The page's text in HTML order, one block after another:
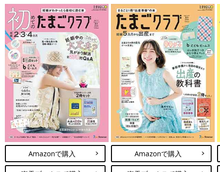
㎜の5.5㎜厚サイズのものを購入（2,480円）。完成には2時間弱
かかったそうです。絵本、服、カバンなどいろんなものを子ども
自身が取り出し、片付けられるのはママの手間も省けるし、見た
目もかわいくて一石二鳥♪
＜つくりかた＞
①パンチングボードをおうちの形にカット。
②①の裏に板（金具を取り付けると壁とパンチングボードの間に
隙間ができるので、それを埋めるため）を当てて「壁美人フッ
ク」の受け金具をネジ止めし、頑丈にするために表からもネジを
打つ。
③受け金具の奥行き分、約12ｍｍになる端材をスペーサー（間に
はさんで空間を確保するための器具）にする。
④「壁美人フック」の壁側金具をホチキスで壁に付ける。
⑤④に③のボードを引っ掛け、お好みでフックや棚を取り付けた
らできあがり。
Amazonで購入 Amazonで購入